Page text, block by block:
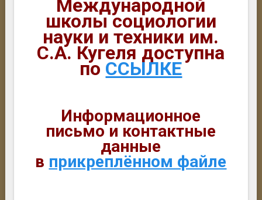
Международной
школы социологии
науки и техники им.
С.А. Кугеля доступна
по ССЫЛКЕ
Информационное
письмо и контактные
данные
в прикреплённом файле